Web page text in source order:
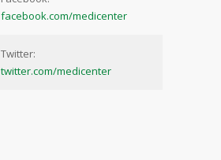
facebook.com/medicenter
Twitter:
twitter.com/medicenter